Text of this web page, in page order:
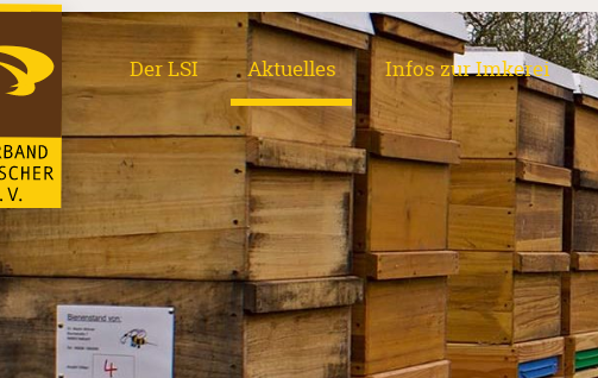
Der LSI Aktuelles Infos zur Imkerei